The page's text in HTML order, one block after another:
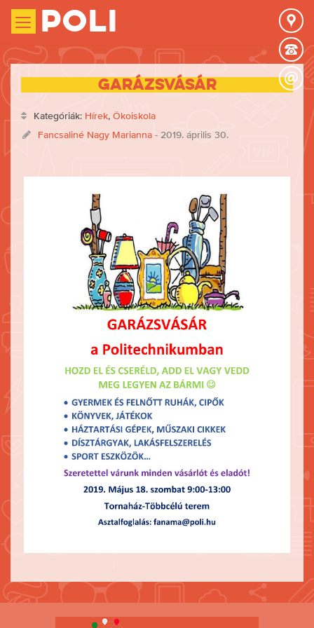
Poli
Garázsvásár
Kategóriák: Hírek, Ökoiskola
Fancsaliné Nagy Marianna - 2019. április 30.